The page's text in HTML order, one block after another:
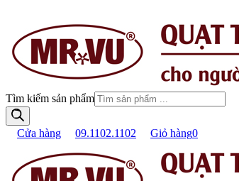
Tìm kiếm sản phẩm
Cửa hàng 09.1102.1102 Giỏ hàng0